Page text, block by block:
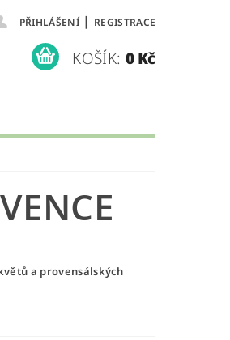
PŘIHLÁŠENÍ | REGISTRACE
KOŠÍK: 0 Kč
a provensálských